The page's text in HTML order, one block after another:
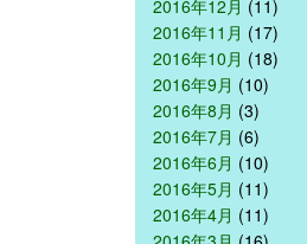
2016年12月 (11)
2016年11月 (17)
2016年10月 (18)
2016年9月 (10)
2016年8月 (3)
2016年7月 (6)
2016年6月 (10)
2016年5月 (11)
2016年4月 (11)